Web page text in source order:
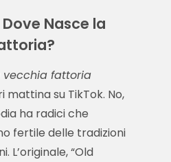
Nasce la
vecchia fattoria
mattina su TikTok. No,
ha radici che
fertile delle tradizioni
L’originale, “Old